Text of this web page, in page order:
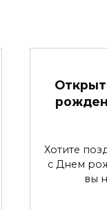
Хотите
с Днем
вы